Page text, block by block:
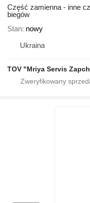
Część zamienna - inne
biegów
Stan nowy
Ukraina
TOV "Mriya Servis